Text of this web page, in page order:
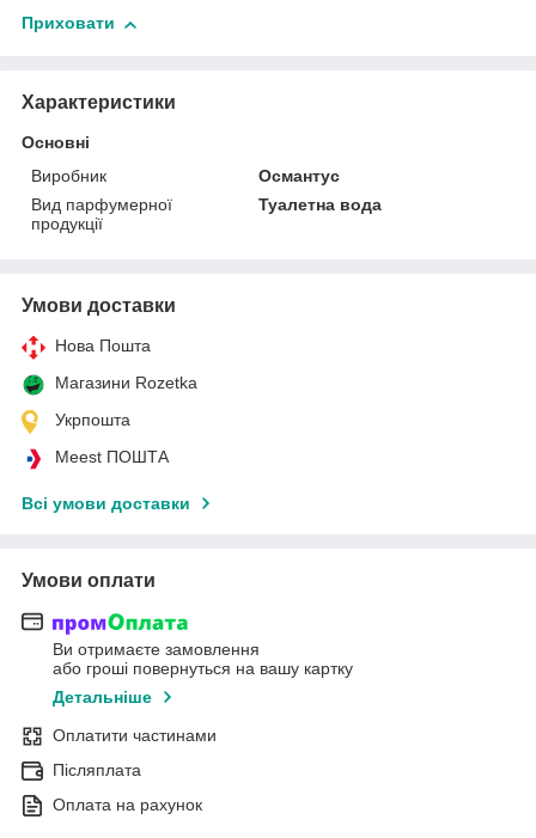
Приховати
Характеристики
Основні
Виробник
Османтус
Вид парфумерної
продукції
Туалетна вода
Умови доставки
Нова Пошта
Магазини Rozetka
Укрпошта
Meest ПОШТА
Всі умови доставки
Умови оплати
Ви отримаєте замовлення
або гроші повернуться на вашу картку
Детальніше
Оплатити частинами
Післяплата
Оплата на рахунок